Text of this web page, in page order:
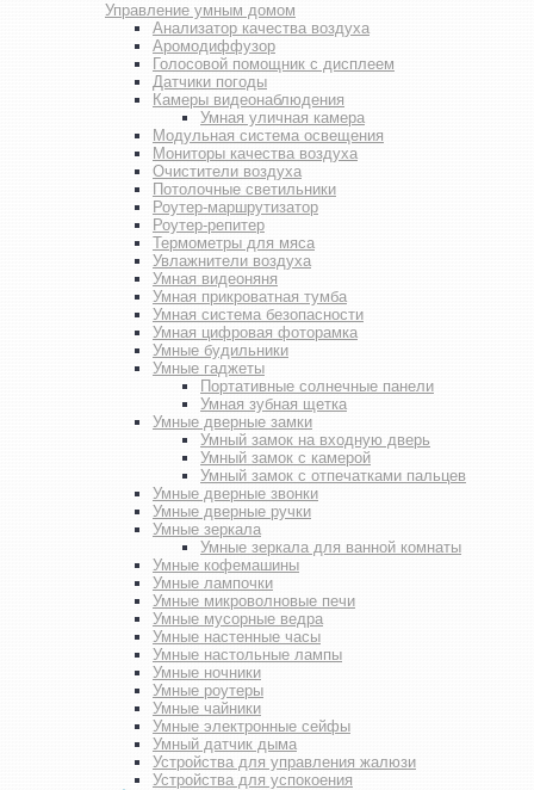
Управление умным домом
Анализатор качества воздуха
Аромодиффузор
Голосовой помощник с дисплеем
Датчики погоды
Камеры видеонаблюдения
Умная уличная камера
Модульная система освещения
Мониторы качества воздуха
Очистители воздуха
Потолочные светильники
Роутер-маршрутизатор
Роутер-репитер
Термометры для мяса
Увлажнители воздуха
Умная видеоняня
Умная прикроватная тумба
Умная система безопасности
Умная цифровая фоторамка
Умные будильники
Умные гаджеты
Портативные солнечные панели
Умная зубная щетка
Умные дверные замки
Умный замок на входную дверь
Умный замок с камерой
Умный замок с отпечатками пальцев
Умные дверные звонки
Умные дверные ручки
Умные зеркала
Умные зеркала для ванной комнаты
Умные кофемашины
Умные лампочки
Умные микроволновые печи
Умные мусорные ведра
Умные настенные часы
Умные настольные лампы
Умные ночники
Умные роутеры
Умные чайники
Умные электронные сейфы
Умный датчик дыма
Устройства для управления жалюзи
Устройства для успокоения